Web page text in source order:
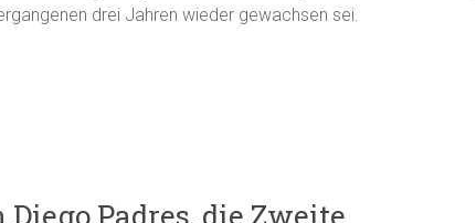
drei Jahren wieder gewachsen sei.
Diego Padres, die Zweite